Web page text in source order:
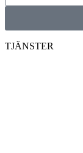
TJÄNSTER